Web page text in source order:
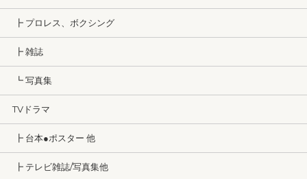
┣ プロレス、ボクシング
┣ 雑誌
┗ 写真集
TVドラマ
┣ 台本●ポスター 他
┣ テレビ雑誌/写真集他